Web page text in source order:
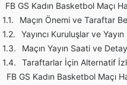
FB GS Kadın Basketbol Maçı
Maçın Önemi ve Taraftar
Yayıncı Kuruluşlar ve Yayın
Maçın Yayın Saati ve
Taraftarlar İçin Alternatif
FB GS Kadın Basketbol Maçı